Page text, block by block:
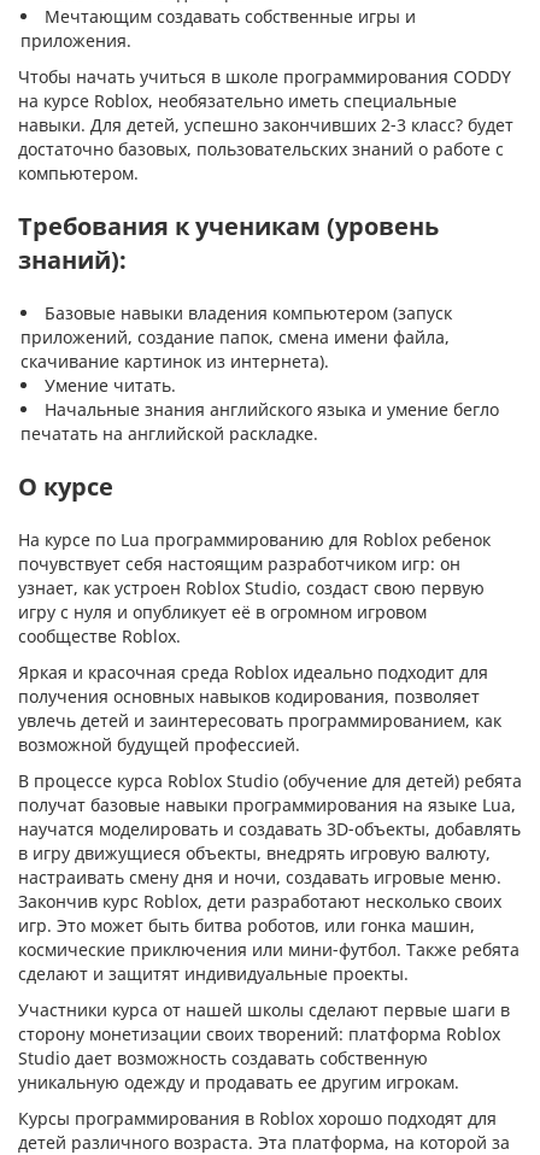
Мечтающим создавать собственные игры и
приложения.
Чтобы начать учиться в школе программирования CODDY
на курсе Roblox, необязательно иметь специальные
навыки. Для детей, успешно закончивших 2-3 класс? будет
достаточно базовых, пользовательских знаний о работе с
компьютером.
Требования к ученикам (уровень
знаний):
Базовые навыки владения компьютером (запуск
приложений, создание папок, смена имени файла,
скачивание картинок из интернета).
Умение читать.
Начальные знания английского языка и умение бегло
печатать на английской раскладке.
О курсе
На курсе по Lua программированию для Roblox ребенок
почувствует себя настоящим разработчиком игр: он
узнает, как устроен Roblox Studio, создаст свою первую
игру с нуля и опубликует её в огромном игровом
сообществе Roblox.
Яркая и красочная среда Roblox идеально подходит для
получения основных навыков кодирования, позволяет
увлечь детей и заинтересовать программированием, как
возможной будущей профессией.
В процессе курса Roblox Studio (обучение для детей) ребята
получат базовые навыки программирования на языке Lua,
научатся моделировать и создавать 3D-объекты, добавлять
в игру движущиеся объекты, внедрять игровую валюту,
настраивать смену дня и ночи, создавать игровые меню.
Закончив курс Roblox, дети разработают несколько своих
игр. Это может быть битва роботов, или гонка машин,
космические приключения или мини-футбол. Также ребята
сделают и защитят индивидуальные проекты.
Участники курса от нашей школы сделают первые шаги в
сторону монетизации своих творений: платформа Roblox
Studio дает возможность создавать собственную
уникальную одежду и продавать ее другим игрокам.
Курсы программирования в Roblox хорошо подходят для
детей различного возраста. Эта платформа, на которой за